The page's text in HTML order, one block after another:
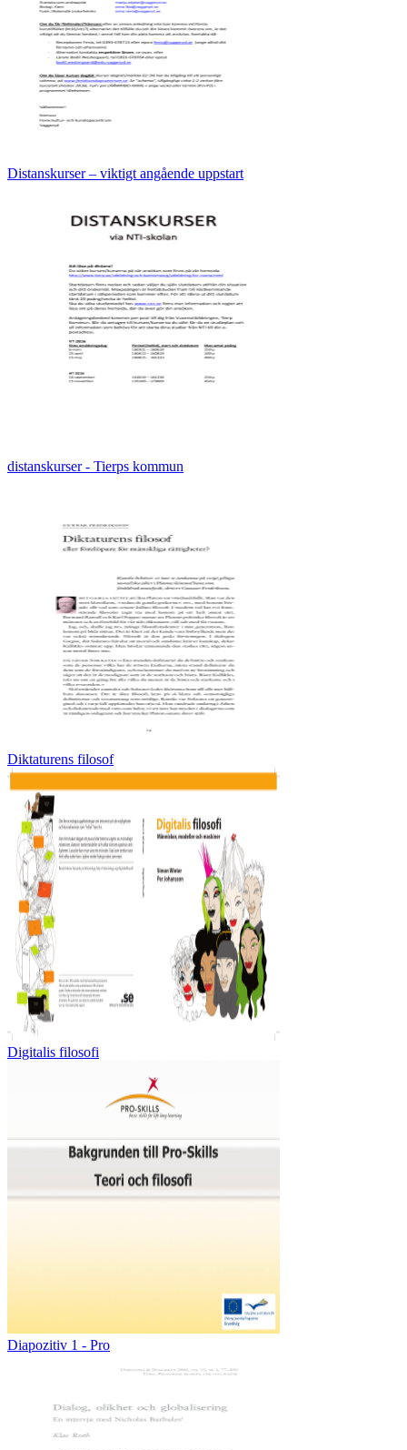
Distanskurser – viktigt angående uppstart
distanskurser - Tierps kommun
Diktaturens filosof
Digitalis filosofi
Diapozitiv 1 - Pro